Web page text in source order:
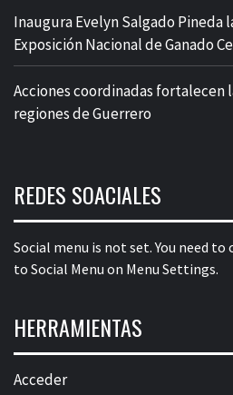
Inaugura Evelyn Salgado Pineda
Exposición Nacional de Ganado
Acciones coordinadas fortalecen
regiones de Guerrero
REDES SOACIALES
Social menu is not set. You need
to Social Menu on Menu Settings.
HERRAMIENTAS
Acceder